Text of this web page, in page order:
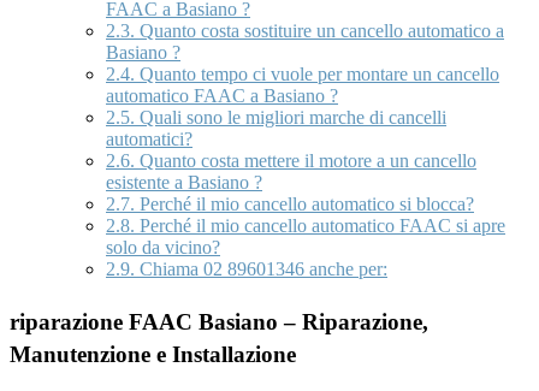
FAAC a Basiano ?
2.3. Quanto costa sostituire un cancello automatico a
Basiano ?
2.4. Quanto tempo ci vuole per montare un cancello
automatico FAAC a Basiano ?
2.5. Quali sono le migliori marche di cancelli
automatici?
2.6. Quanto costa mettere il motore a un cancello
esistente a Basiano ?
2.7. Perché il mio cancello automatico si blocca?
2.8. Perché il mio cancello automatico FAAC si apre
solo da vicino?
2.9. Chiama 02 89601346 anche per:
riparazione FAAC Basiano – Riparazione,
Manutenzione e Installazione